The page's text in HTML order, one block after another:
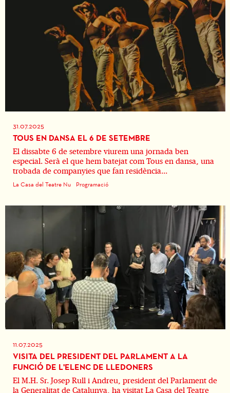
31.07.2025
TOUS EN DANSA EL 6 DE SETEMBRE
El dissabte 6 de setembre viurem una jornada ben
especial. Serà el que hem batejat com Tous en dansa, una
trobada de companyies que fan residència...
La Casa del Teatre Nu Programació
11.07.2025
VISITA DEL PRESIDENT DEL PARLAMENT A LA
FUNCIÓ DE L'ELENC DE LLEDONERS
El M.H. Sr. Josep Rull i Andreu, president del Parlament de
la Generalitat de Catalunya, ha visitat La Casa del Teatre